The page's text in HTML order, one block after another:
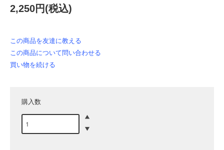
2,250円(税込)
この商品を友達に教える
この商品について問い合わせる
買い物を続ける
購入数